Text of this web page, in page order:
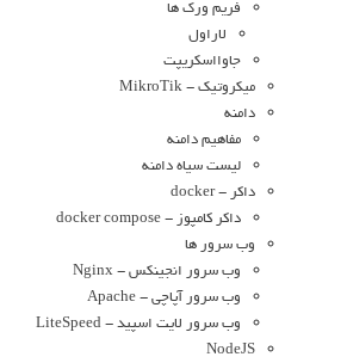
فریم ورک ها
لاراول
جاوااسکریپت
میکروتیک - MikroTik
دامنه
مفاهیم دامنه
لیست سیاه دامنه
داکر - docker
داکر کامپوز - docker compose
وب سرور ها
وب سرور انجینکس - Nginx
وب سرور آپاچی - Apache
وب سرور لایت اسپید - LiteSpeed
NodeJS